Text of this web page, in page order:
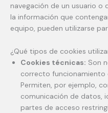
navegación de un usuario o
la información que
equipo, pueden utilizarse
¿Qué tipos de cookies
Cookies técnicas: Son
correcto funcionamiento
Permiten, por ejemplo,
comunicación de datos,
partes de acceso